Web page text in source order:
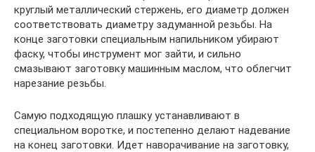
круглый металлический стержень, его диаметр должен
соответствовать диаметру задуманной резьбы. На
конце заготовки специальным напильником убирают
фаску, чтобы инструмент мог зайти, и сильно
смазывают заготовку машинным маслом, что облегчит
нарезание резьбы.
Самую подходящую плашку устанавливают в
специальном воротке, и постепенно делают надевание
на конец заготовки. Идет наворачивание на заготовку,